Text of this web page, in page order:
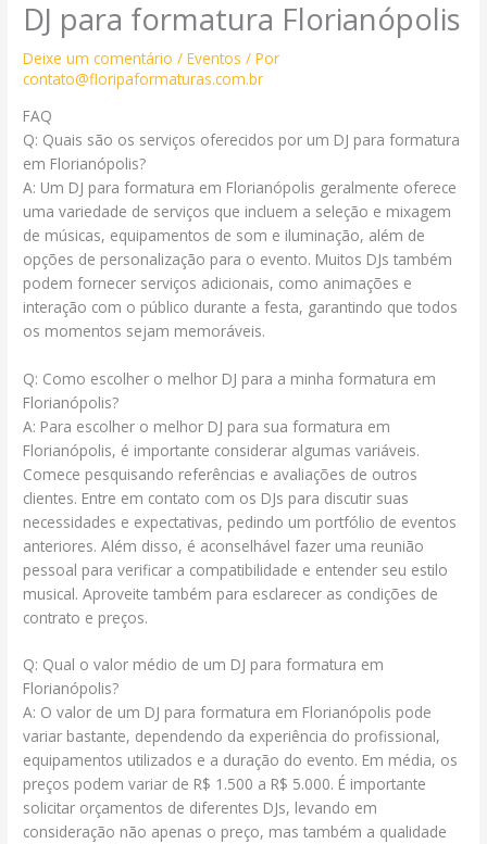
DJ para formatura Florianópolis
Deixe um comentário /Eventos / Por
contato@floripaformaturas.com.br
FAQ
Q: Quais são os serviços oferecidos por um DJ para formatura
em Florianópolis?
A: Um DJ para formatura em Florianópolis geralmente oferece
uma variedade de serviços que incluem a seleção e mixagem
de músicas, equipamentos de som e iluminação, além de
opções de personalização para o evento. Muitos DJs também
podem fornecer serviços adicionais, como animações e
interação com o público durante a festa, garantindo que todos
os momentos sejam memoráveis.
Q: Como escolher o melhor DJ para a minha formatura em
Florianópolis?
A: Para escolher o melhor DJ para sua formatura em
Florianópolis, é importante considerar algumas variáveis.
Comece pesquisando referências e avaliações de outros
clientes. Entre em contato com os DJs para discutir suas
necessidades e expectativas, pedindo um portfólio de eventos
anteriores. Além disso, é aconselhável fazer uma reunião
pessoal para verificar a compatibilidade e entender seu estilo
musical. Aproveite também para esclarecer as condições de
contrato e preços.
Q: Qual o valor médio de um DJ para formatura em
Florianópolis?
A: O valor de um DJ para formatura em Florianópolis pode
variar bastante, dependendo da experiência do profissional,
equipamentos utilizados e a duração do evento. Em média, os
preços podem variar de R$ 1.500 a R$ 5.000. É importante
solicitar orçamentos de diferentes DJs, levando em
consideração não apenas o preço, mas também a qualidade